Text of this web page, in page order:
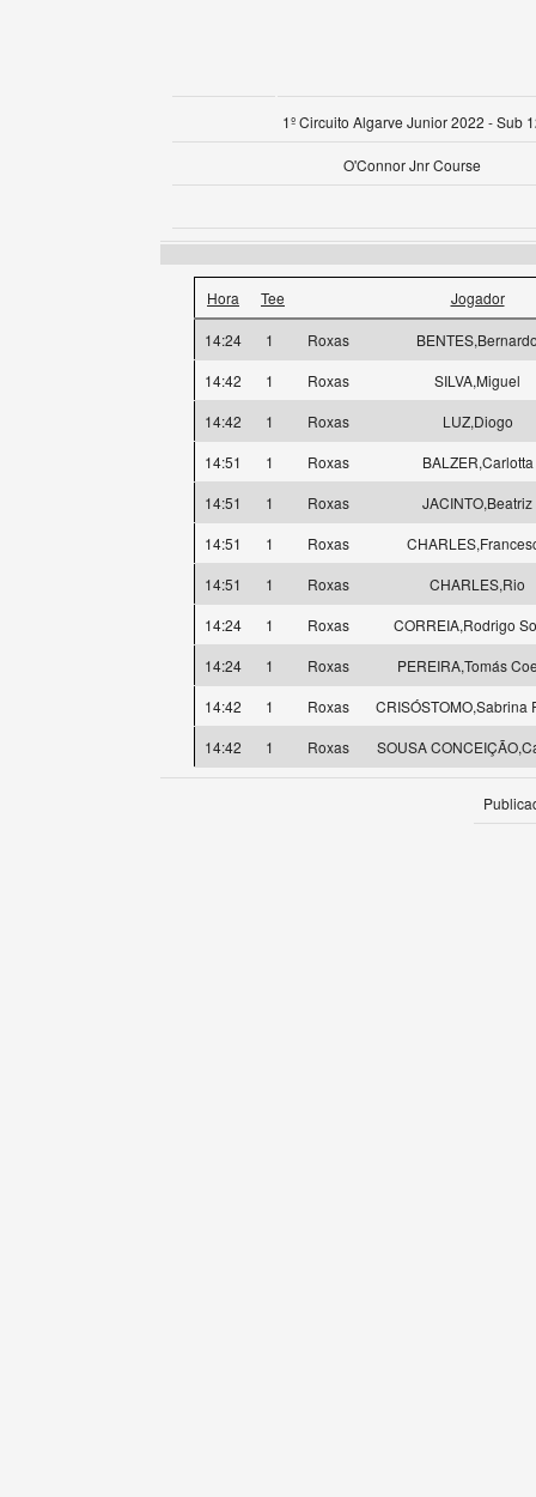
1º Circuito Algarve Junior 2022 - Sub
O'Connor Jnr Course
Hora Tee Jogador
14:24 1 Roxas
14:42
1 Roxas
SILVA,Miguel
14:42
1 Roxas
LUZ,Diogo
14:51
1 Roxas
BALZER,Carlotta
14:51
1 Roxas
JACINTO,Beatriz
14:51
1 Roxas
14:51
1 Roxas
CHARLES,Rio
14:24
1 Roxas
CORREIA,Rodrigo
14:24
1 Roxas
PEREIRA,Tomás
14:42
1 Roxas
CRISÓSTOMO,Sabrina
14:42
1 Roxas SOUSA